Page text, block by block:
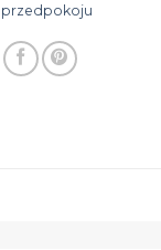
przedpokoju